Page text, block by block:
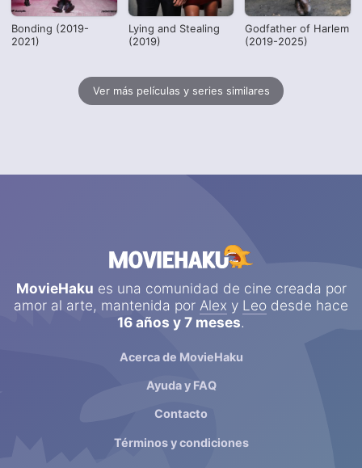
Bonding (2019-
2021)
Lying and Stealing
(2019)
Godfather of Harlem
(2019-2025)
Ver más películas y series similares
MovieHaku es una comunidad de cine creada por
amor al arte, mantenida por Alex y Leo desde hace
16 años y 7 meses.
Acerca de MovieHaku
Ayuda y FAQ
Contacto
Términos y condiciones